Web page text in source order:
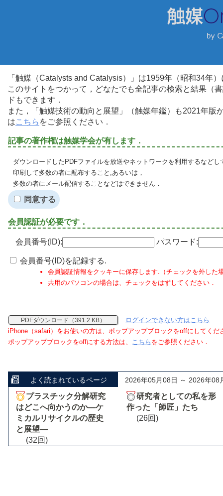
「触媒（Catalysts and Catalysis）」は1959年（昭和34年
このサイトをつかって，どなたでも全記事の検索と結果（
ドもできます．
また，「触媒技術の動向と展望」（触媒年鑑）も2021年
はこちら をご参照ください．
記事の著作権は触媒学会が有します．
ダウンロードしたPDFファイルを放送やネットワークを利用するなど
印刷して多数の者に配布すること,あるいは，
多数の者にメール配信することなどはできません．
同意する
会員認証が必要です．
会員番号(ID): パスワード:
会員番号(ID)を記録する.
会員認証情報をクッキーに保存します.（チェックを外した
共用のパソコンの場合は、チェックをはずしてください．
PDFダウンロード（391.2 KB）
ログインできない方はこちら
iPhone（safari）をお使いの方は、ポップアップブロックをoffにしてくだ
ポップアップブロックをoffにする方法は、 こちら をご参照ください．
よく読まれているページ 2026年05月08日 ～ 2026年08
プラスチック分解研究
はどこへ向かうのか―ケ
ミカルリサイクルの歴史
と展望―
(32回)
研究者としての私を形
作った「師匠」たち
(26回)